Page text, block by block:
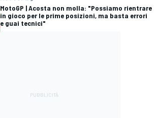
MotoGP | Acosta non molla: "Possiamo rientrare
in gioco per le prime posizioni, ma basta errori
e guai tecnici"